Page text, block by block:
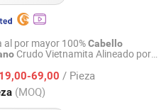
al por mayor 100%Cabello
Crudo Vietnamita Alineado por
4c PaquetesdeTejido
69,00 / Pieza
(MOQ)
Co., Ltd.
Desde 2025